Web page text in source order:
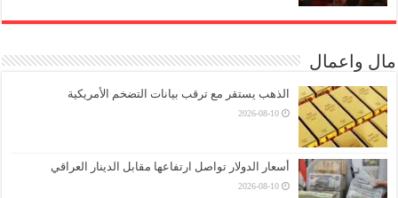
مال واعمال
الذهب يستقر مع ترقب بيانات التضخم الأمريكية
2026-08-10
أسعار الدولار تواصل ارتفاعها مقابل الدينار العراقي
2026-08-10